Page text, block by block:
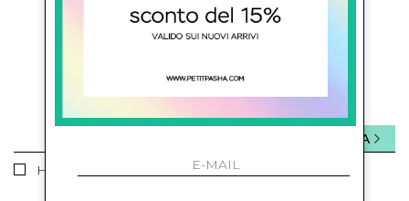
ISCRIVITI ALLA NEWSLETTER
Ho letto ed accettato le condizioni sulla privacy.
INVIA